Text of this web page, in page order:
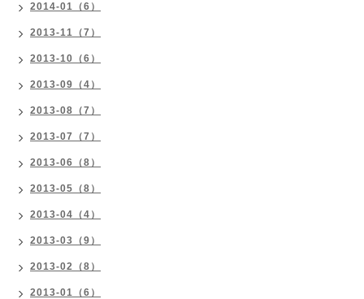
2014-01（6）
2013-11（7）
2013-10（6）
2013-09（4）
2013-08（7）
2013-07（7）
2013-06（8）
2013-05（8）
2013-04（4）
2013-03（9）
2013-02（8）
2013-01（6）